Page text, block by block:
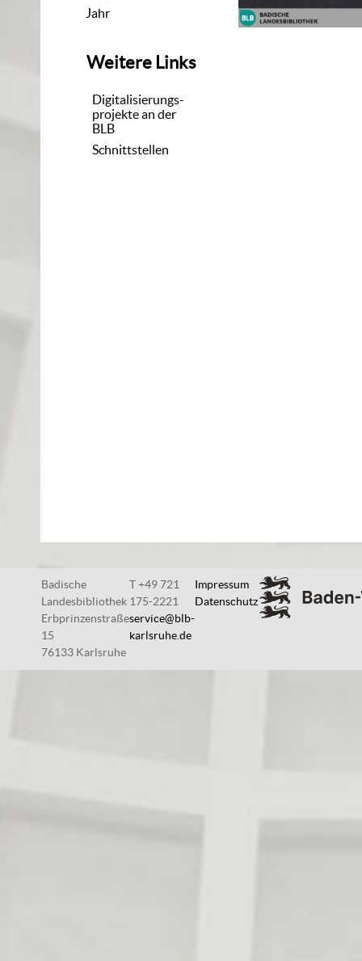
Jahr
Weitere Links
Digitalisierungs-
projekte an der
BLB
Schnittstellen
Badische
Landesbibliothek
Erbprinzenstraße
15
76133 Karlsruhe
T +49 721
175-2221
service@blb-
karlsruhe.de
Impressum
Datenschutz